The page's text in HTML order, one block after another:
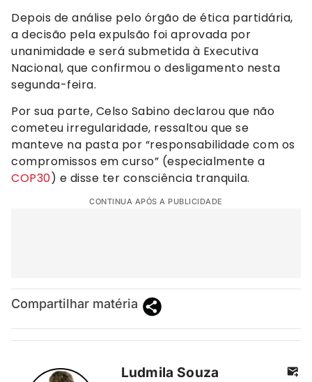
Depois de análise pelo órgão de ética partidária,
a decisão pela expulsão foi aprovada por
unanimidade e será submetida à Executiva
Nacional, que confirmou o desligamento nesta
segunda-feira.
Por sua parte, Celso Sabino declarou que não
cometeu irregularidade, ressaltou que se
manteve na pasta por “responsabilidade com os
compromissos em curso” (especialmente a
COP30) e disse ter consciência tranquila.
CONTINUA APÓS A PUBLICIDADE
Compartilhar matéria
Ludmila Souza